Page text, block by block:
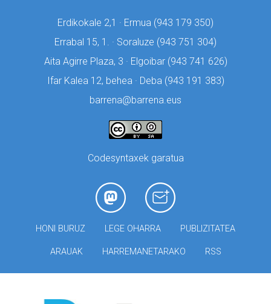
Erdikokale 2,1 · Ermua (943 179 350)
Errabal 15, 1. · Soraluze (943 751 304)
Aita Agirre Plaza, 3 · Elgoibar (943 741 626)
Ifar Kalea 12, behea · Deba (943 191 383)
barrena@barrena.eus
Codesyntaxek garatua
HONI BURUZ LEGE OHARRA PUBLIZITATEA
ARAUAK HARREMANETARAKO RSS